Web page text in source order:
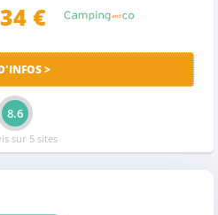
€
>
8.6
sur 5 sites